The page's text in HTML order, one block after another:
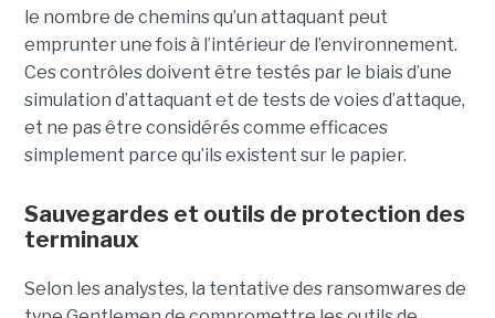
le nombre de chemins qu’un attaquant peut
emprunter une fois à l’intérieur de l’environnement.
Ces contrôles doivent être testés par le biais d’une
simulation d’attaquant et de tests de voies d’attaque,
et ne pas être considérés comme efficaces
simplement parce qu’ils existent sur le papier.
Sauvegardes et outils de protection des
terminaux
Selon les analystes, la tentative des ransomwares de